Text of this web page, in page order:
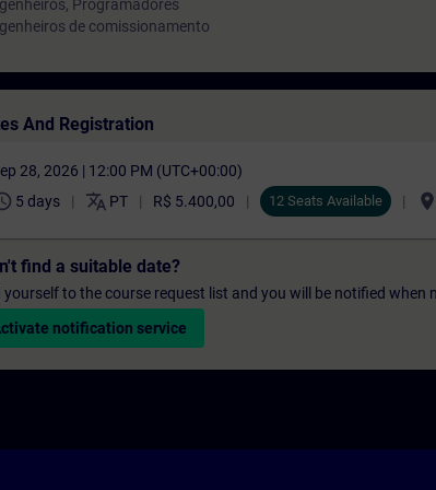
Programadores
de comissionamento
And Registration
28, 2026 | 12:00 PM (UTC+00:00)
5 days translate PT R$ 5.400,00 12 Seats Available location_on
find a suitable date?
yourself to the course request list and you will be notified when
notification service